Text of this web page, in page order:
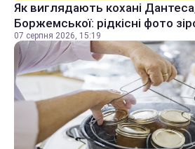
Як виглядають кохані
Боржемської: рідкісні фото
07 серпня 2026, 15:19